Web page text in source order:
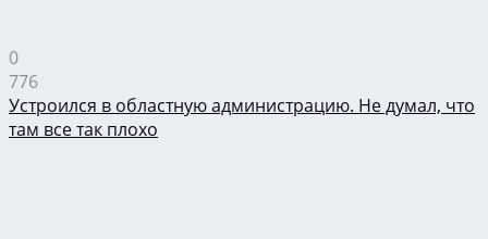
0
776
Устроился в областную администрацию. Не думал, что
там все так плохо